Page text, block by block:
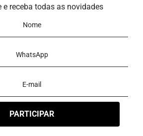
e receba todas as novidades